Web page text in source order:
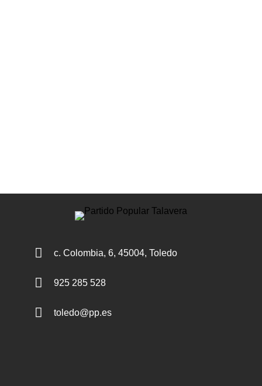
 c. Colombia, 6, 45004, Toledo
 925 285 528
 toledo@pp.es